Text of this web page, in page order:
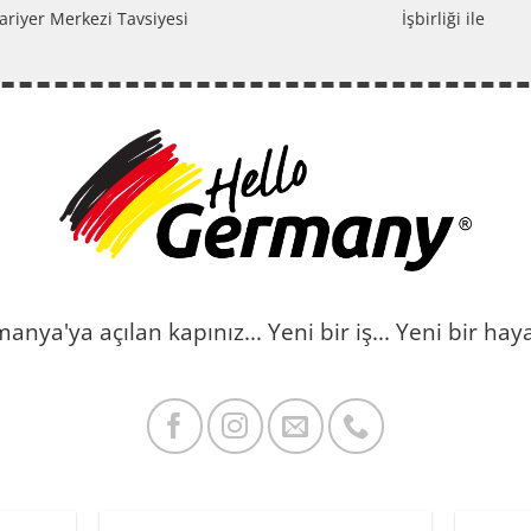
Merkezi Tavsiyesi İşbirliği ile
açılan kapınız... Yeni bir iş... Yeni bir